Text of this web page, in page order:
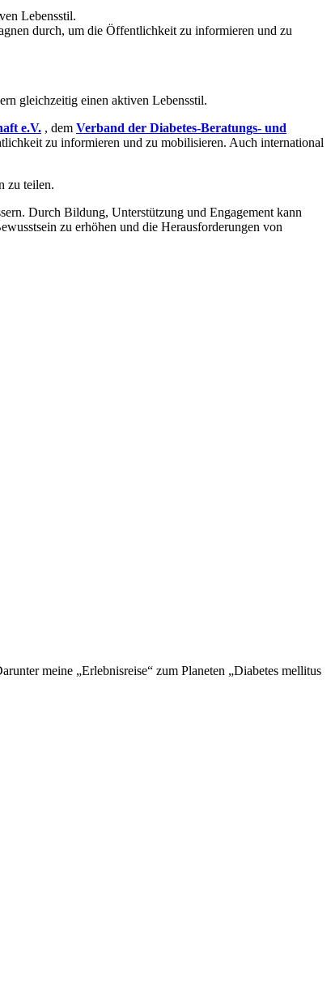
Lebensstil.
durch, um die Öffentlichkeit zu informieren und zu
gleichzeitig einen aktiven Lebensstil.
e.V. , dem Verband der Diabetes-Beratungs- und
zu informieren und zu mobilisieren. Auch international
zu teilen.
Durch Bildung, Unterstützung und Engagement kann
zu erhöhen und die Herausforderungen von
meine „Erlebnisreise“ zum Planeten „Diabetes mellitus